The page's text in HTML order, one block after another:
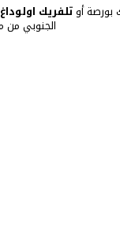
بورصة أوتلفريك اولوداغ
الجنوبي من